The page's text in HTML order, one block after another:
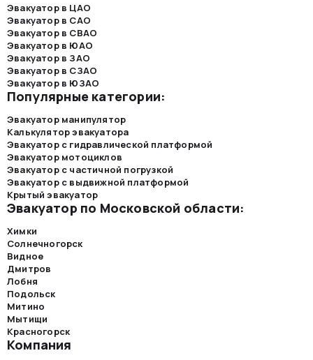
Эвакуатор в ЦАО
Эвакуатор в САО
Эвакуатор в СВАО
Эвакуатор в ЮАО
Эвакуатор в ЗАО
Эвакуатор в СЗАО
Эвакуатор в ЮЗАО
Популярные категории:
Эвакуатор манипулятор
Калькулятор эвакуатора
Эвакуатор с гидравлической платформой
Эвакуатор мотоциклов
Эвакуатор с частичной погрузкой
Эвакуатор с выдвижной платформой
Крытый эвакуатор
Эвакуатор по Московской области:
Химки
Солнечногорск
Видное
Дмитров
Лобня
Подольск
Митино
Мытищи
Красногорск
Компания